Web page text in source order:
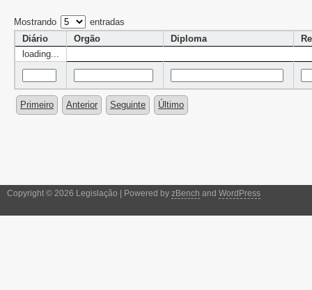
Mostrando
entradas
Diário
Orgão Diploma
loading...
Primeiro Anterior Seguinte Último
Copyright © 2026 Legislação | Powered by zBench and WordPress